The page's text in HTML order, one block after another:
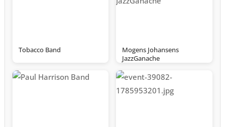
Tobacco Band
Mogens Johansens
JazzGanache